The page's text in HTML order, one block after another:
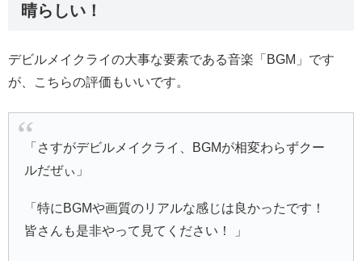
晴らしい！
デビルメイクライの大事な要素である音楽「BGM」です
が、こちらの評価もいいです。
「さすがデビルメイクライ、BGMが相変わらずクー
ルだぜぃ」
「特にBGMや画質のリアルな感じは良かったです！
皆さんも是非やって見てください！ 」